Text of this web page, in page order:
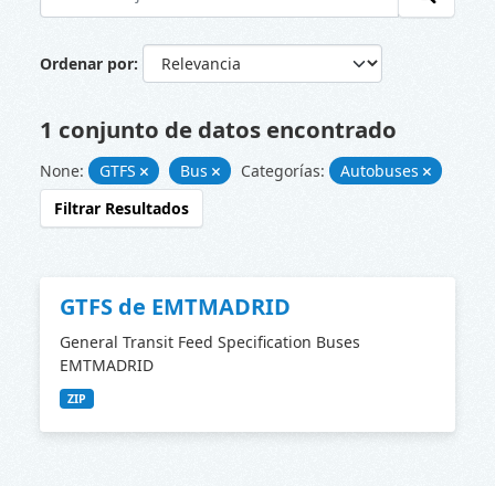
Ordenar por
1 conjunto de datos encontrado
None: GTFS Bus Categorías:
Autobuses
Filtrar Resultados
GTFS de EMTMADRID
General Transit Feed Specification Buses
EMTMADRID
ZIP